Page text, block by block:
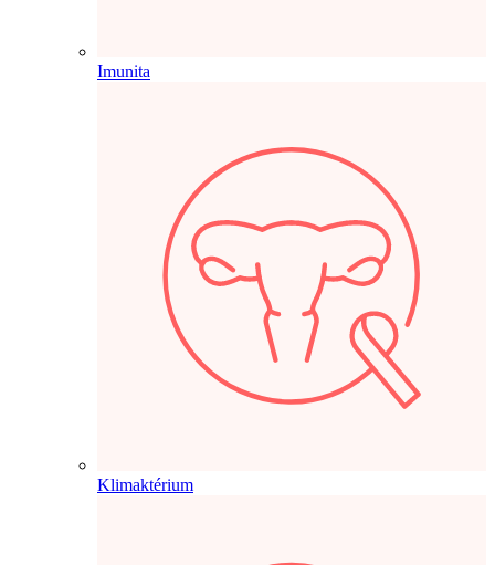
Imunita
Klimaktérium